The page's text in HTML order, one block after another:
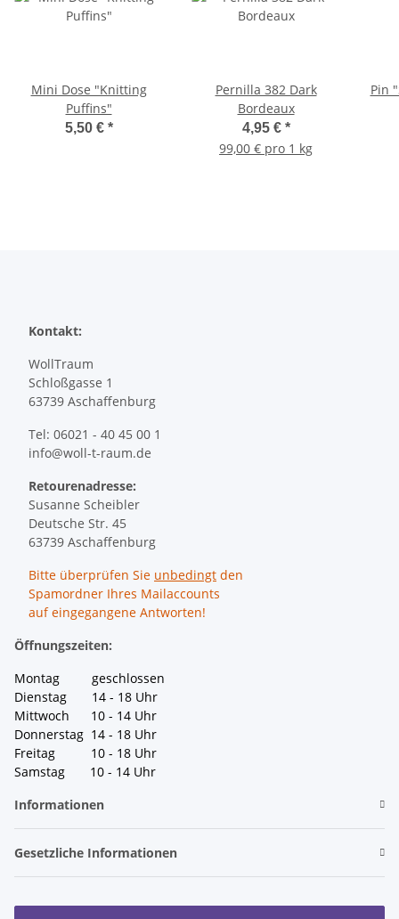
Mini Dose "Knitting
Puffins"
5,50 € *
Pernilla 382 Dark
Bordeaux
4,95 € *
99,00 € pro 1 kg
Pin
Kontakt:
WollTraum
Schloßgasse 1
63739 Aschaffenburg
Tel: 06021 - 40 45 00 1
info@woll-t-raum.de
Retourenadresse:
Susanne Scheibler
Deutsche Str. 45
63739 Aschaffenburg
Bitte überprüfen Sie unbedingt den
Spamordner Ihres Mailaccounts
auf eingegangene Antworten!
Öffnungszeiten:
Montag geschlossen
Dienstag 14 - 18 Uhr
Mittwoch 10 - 14 Uhr
Donnerstag 14 - 18 Uhr
Freitag 10 - 18 Uhr
Samstag 10 - 14 Uhr
Informationen
Gesetzliche Informationen